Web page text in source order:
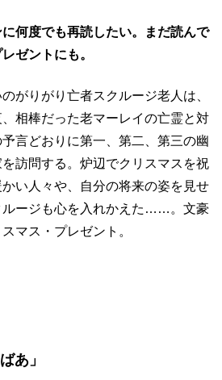
何度でも再読したい。まだ読んで
ゼントにも。
がりがり亡者スクルージ老人は、
相棒だった老マーレイの亡霊と対
言どおりに第一、第二、第三の幽
訪問する。炉辺でクリスマスを祝
い人々や、自分の将来の姿を見せ
ルージも心を入れかえた……。文豪
マス・プレゼント。
あ」